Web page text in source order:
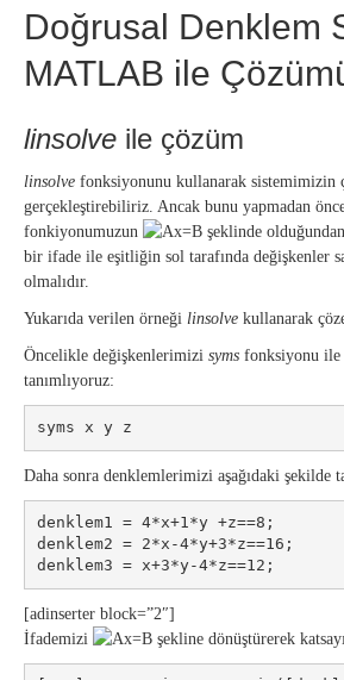
Doğrusal Denklem
MATLAB ile
linsolve ile çözüm
linsolve fonksiyonunu kullanarak
gerçekleştirebiliriz. Ancak bunu yapmadan
fonkiyonumuzun
şeklinde
bir ifade ile eşitliğin sol tarafında değişkenler
olmalıdır.
Yukarıda verilen örneği linsolve kullanarak
Öncelikle değişkenlerimizi syms fonksiyonu ile
tanımlıyoruz:
syms x y z
Daha sonra denklemlerimizi aşağıdaki şekilde
denklem1 = 4*x+1*y +z==8;
denklem2 = 2*x-4*y+3*z==16;
[adinserter block=”2″]
İfademizi
şekline dönüştürerek